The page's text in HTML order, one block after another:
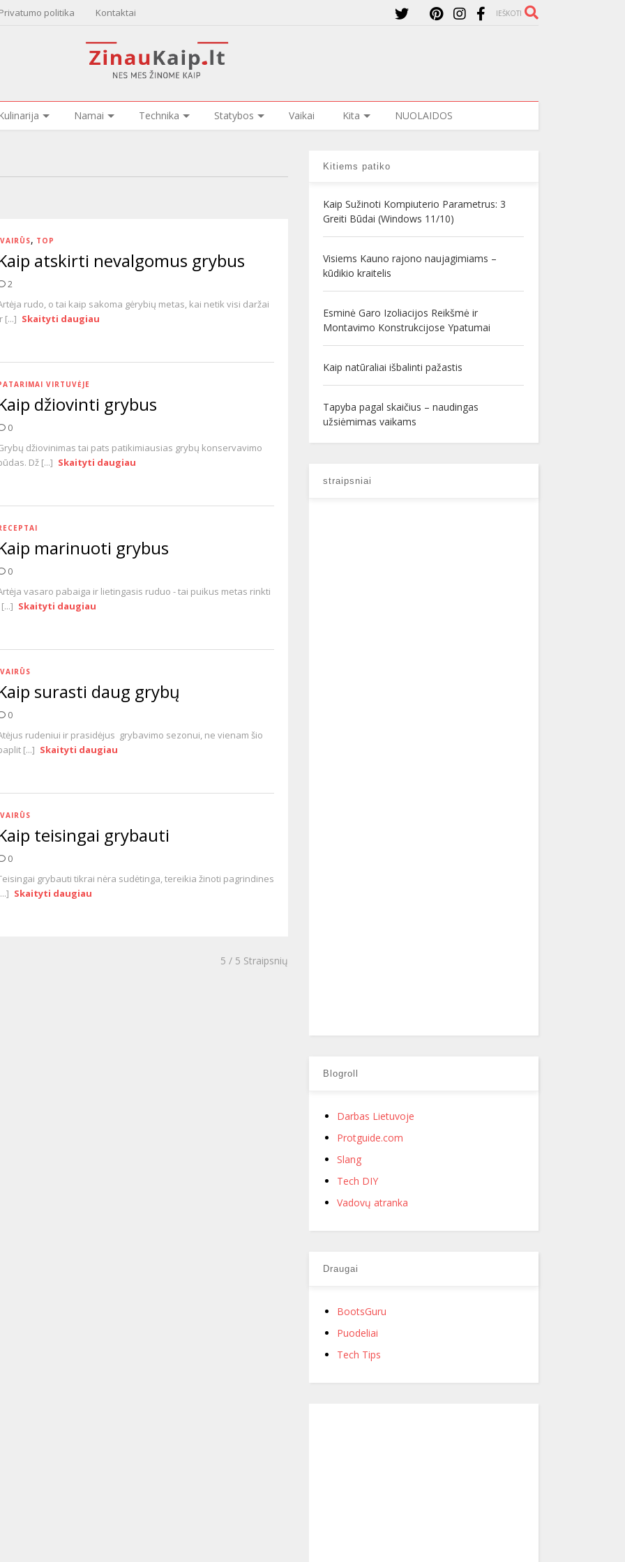
politika Kontaktai IEŠKOTI
Namai Technika Statybos Vaikai Kita NUOLAIDOS
, TOP
atskirti nevalgomus grybus
2
rudo, o tai kaip sakoma gėrybių metas, kai netik visi daržai
[...] Skaityti daugiau
VIRTUVĖJE
džiovinti grybus
0
džiovinimas tai pats patikimiausias grybų konservavimo
Dž [...] Skaityti daugiau
marinuoti grybus
0
vasaro pabaiga ir lietingasis ruduo - tai puikus metas rinkti
Skaityti daugiau
surasti daug grybų
0
rudeniui ir prasidėjus grybavimo sezonui, ne vienam šio
[...] Skaityti daugiau
teisingai grybauti
0
grybauti tikrai nėra sudėtinga, tereikia žinoti pagrindines
Skaityti daugiau
5 / 5 Straipsnių
Kitiems patiko
Kaip Sužinoti Kompiuterio Parametrus: 3
Greiti Būdai (Windows 11/10)
Visiems Kauno rajono naujagimiams –
kūdikio kraitelis
Esminė Garo Izoliacijos Reikšmė ir
Montavimo Konstrukcijose Ypatumai
Kaip natūraliai išbalinti pažastis
Tapyba pagal skaičius – naudingas
užsiėmimas vaikams
straipsniai
Blogroll
Darbas Lietuvoje
Protguide.com
Slang
Tech DIY
Vadovų atranka
Draugai
BootsGuru
Puodeliai
Tech Tips